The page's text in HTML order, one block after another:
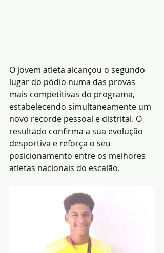
O jovem atleta alcançou o segundo
lugar do pódio numa das provas
mais competitivas do programa,
estabelecendo simultaneamente um
novo recorde pessoal e distrital. O
resultado confirma a sua evolução
desportiva e reforça o seu
posicionamento entre os melhores
atletas nacionais do escalão.